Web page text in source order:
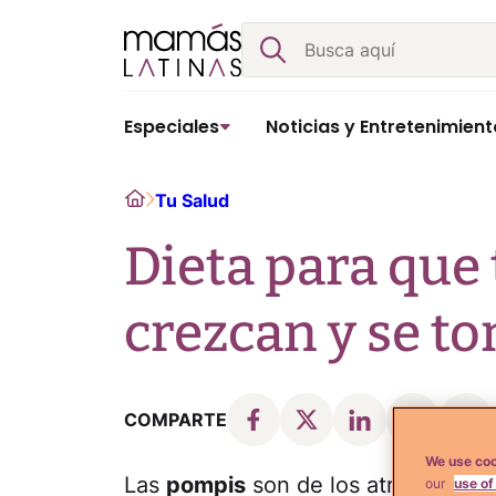
Buscar
Especiales Noticias y
HomeTu Salud
Dieta para
crezcan y se
COMPARTE
Las pompis son de los atributos
We use
our use